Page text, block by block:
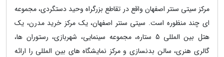
مرکز سیتی سنتر اصفهان واقع در تقاطع بزرگراه وحید دستگردی، مجموعه
ای چند منظوره است. سیتی سنتر اصفهان، یک مرکز خرید مدرن، یک
هتل بین المللی 5 ستاره، مجموعه سینمایی، شهربازی، رستوران ها،
گالری هنری، سالن بدنسازی و مرکز نمایشگاه های بین المللی را ارائه